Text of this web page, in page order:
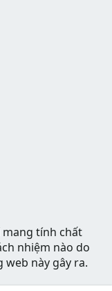
tính chất
nhiệm nào do
này gây ra.